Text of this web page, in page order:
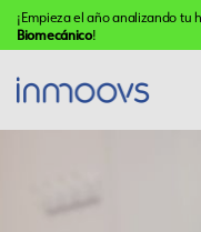
¡Empieza el año analizando tu
Biomecánico!